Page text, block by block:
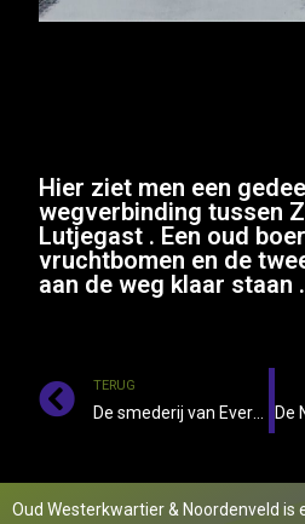
Hier ziet men een
wegverbinding tussen
Lutjegast . Een oud
vruchtbomen en de
aan de weg klaar staan .
TERUG
Oud Westerkwartier & Noordenveld is